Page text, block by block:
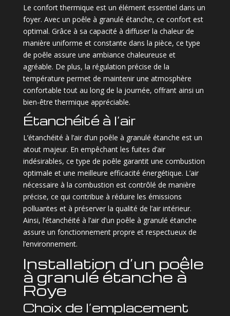
Le confort thermique est un élément essentiel dans un
foyer. Avec un poêle à granulé étanche, ce confort est
optimal. Grâce à sa capacité à diffuser la chaleur de
manière uniforme et constante dans la pièce, ce type
de poêle assure une ambiance chaleureuse et
agréable. De plus, la régulation précise de la
température permet de maintenir une atmosphère
confortable tout au long de la journée, offrant ainsi un
bien-être thermique appréciable.
Étanchéité à l’air
L’étanchéité à l’air d’un poêle à granulé étanche est un
atout majeur. En empêchant les fuites d’air
indésirables, ce type de poêle garantit une combustion
optimale et une meilleure efficacité énergétique. L’air
nécessaire à la combustion est contrôlé de manière
précise, ce qui contribue à réduire les émissions
polluantes et à préserver la qualité de l’air intérieur.
Ainsi, l’étanchéité à l’air d’un poêle à granulé étanche
assure un fonctionnement propre et respectueux de
l’environnement.
Installation d’un poêle
à granulé étanche à
Roye
Choix de l’emplacement